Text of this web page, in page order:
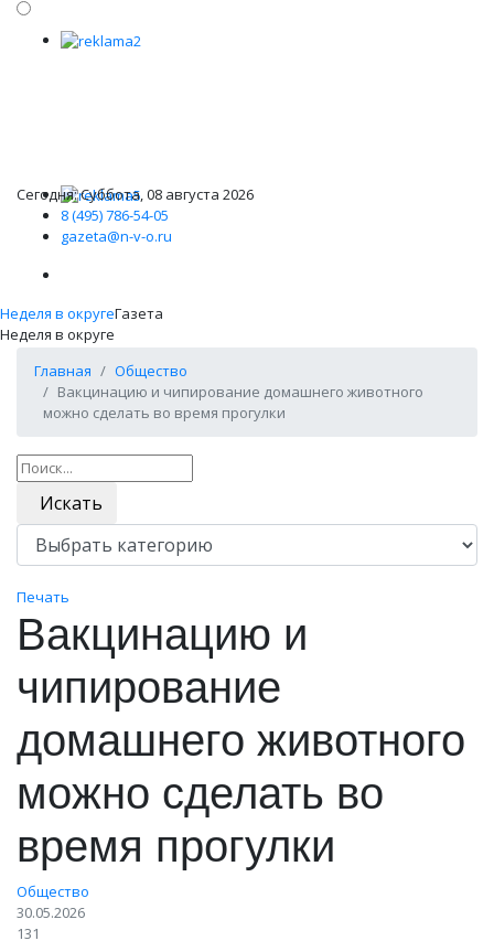
Сегодня: Суббота, 08 августа 2026
8 (495) 786-54-05
gazeta@n-v-o.ru
Неделя в округеГазета
Неделя в округе
Главная
Общество
Вакцинацию и чипирование домашнего животного
можно сделать во время прогулки
Искать
Печать
Вакцинацию и
чипирование
домашнего животного
можно сделать во
время прогулки
Общество
30.05.2026
131